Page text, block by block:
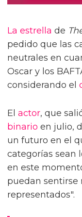
La estrella de
pedido que las
neutrales en
Oscar y los
considerando el
El actor, que
binario en julio,
un futuro en el
categorías sean
en este
puedan sentirse
representados".